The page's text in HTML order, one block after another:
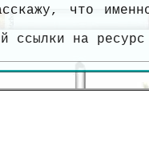
что
ссылки на ресурс